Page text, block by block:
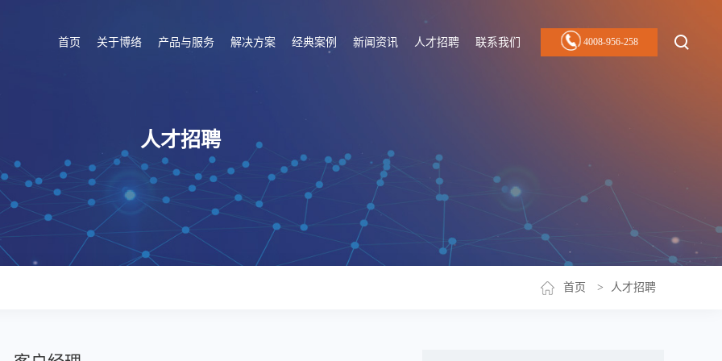
首页 关于博络 产品与服务 解决方案 经典案例 新闻资讯 人才招聘 联系我们 4008-956-258
人才招聘
首页 > 人才招聘